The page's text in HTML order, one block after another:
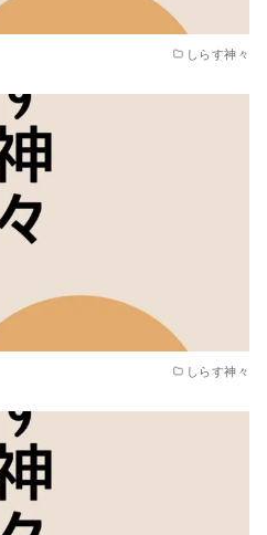
しらす神々
しらす神々